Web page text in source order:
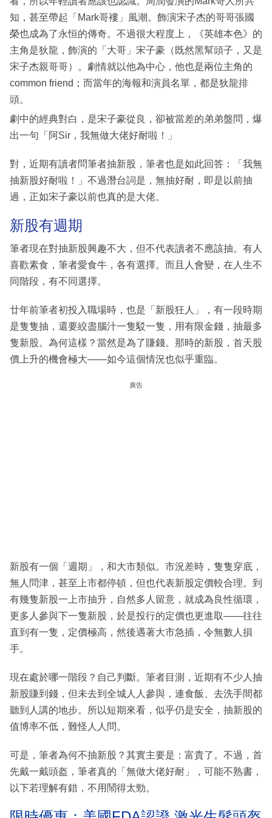
知，甚至帶起「Mark哥褸」風潮。飾演宋子杰的哥哥張國
榮也成為了永恒的傳奇。不過很大程度上，《英雄本色》的
主角是狄龍，飾演的「大哥」宋子豪（既然黑幫頭子，又是
宋子杰親哥哥）。劇情就以他為中心，他也是兩位主角的
common friend；而當年的海報和演員名單，都是狄龍排
頭。
劇中的經典對白，是宋子豪從良，卻被當差的弟弟盤問，爆
出一句「阿Sir，我無做大佬好耐啦！」
對，近期有讀者問筆者抽新股，筆者也是如此回答：「我無
抽新股好耐啦！」不過潛台詞是，無抽好耐，即是以前抽
過，正如宋子豪以前也真的是大佬。
新股有週期
筆者現在對抽新股興趣不大，但不代表讀者不應該抽。有人
喜歡素食，筆者愛食牛，各有選擇。而且人會變，在人生不
同階段，有不同選擇。
廿年前筆者初投入職場時，也是「新股狂人」，有一段時期
是隻隻抽，還要絞盡腦汁一隻駁一隻，用有限金錢，抽最多
隻新股。為何這樣？當然是為了賺錢。那時的新股，首天股
價上升的機會極大——如今這個情況也似乎重臨。
廣告
新股有一個「週期」，和大市類似。市況差時，隻隻穿底，
無人問津，甚至上市都停頓，但也代表新股定價較合理。到
有幾隻新股一上市抽升，自然多人留意，就成為良性循環，
更多人參與下一隻新股，於是投行的定價也更進取——往往
直到有一隻，定價極高，然後遇著大市急插，令無數人損
手。
現在處於哪一階段？自己判斷。筆者目測，近期有不少人抽
新股賺到錢，但未去到全城人人參與，連食飯、去洗手間都
聽到人講的地步。所以短期來看，似乎仍是安全，抽新股的
值博率不低，難怪人人問。
可是，筆者為何不抽新股？其實主要是：富貴了。不過，首
先戴一戴頭盔，筆者真的「無做大佬好耐」，可能不熟書，
以下若理解有錯，不用鬧得太勁。